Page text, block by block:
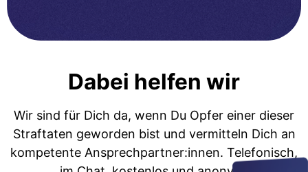
Dabei helfen wir
Wir sind für Dich da, wenn Du Opfer einer dieser
Straftaten geworden bist und vermitteln Dich an
kompetente Ansprechpartner:innen. Telefonisch,